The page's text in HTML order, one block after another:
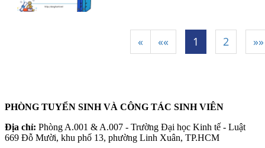
« «« 1 2 »»
PHÒNG TUYỂN SINH VÀ CÔNG TÁC SINH VIÊN
Địa chỉ: Phòng A.001 & A.007 - Trường Đại học Kinh tế - Luật
669 Đỗ Mười, khu phố 13, phường Linh Xuân, TP.HCM